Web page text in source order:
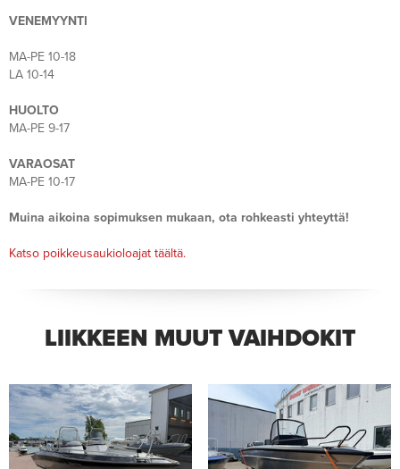
VENEMYYNTI
MA-PE 10-18
LA 10-14
HUOLTO
MA-PE 9-17
VARAOSAT
MA-PE 10-17
Muina aikoina sopimuksen mukaan, ota rohkeasti yhteyttä!
Katso poikkeusaukioloajat täältä.
LIIKKEEN MUUT VAIHDOKIT